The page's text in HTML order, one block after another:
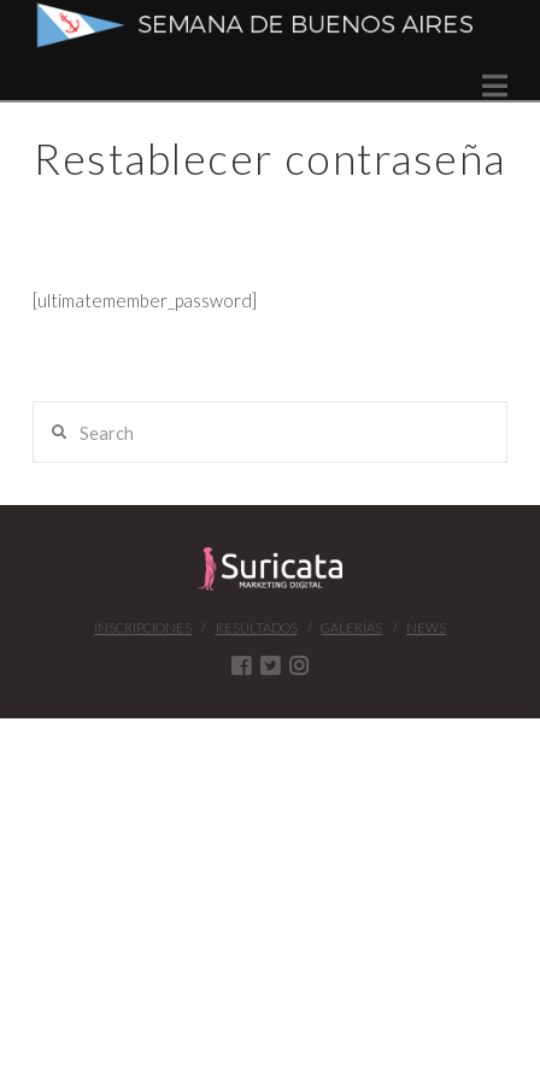
Semana
de
Buenos
Aires
Restablecer contraseña
[ultimatemember_password]
INSCRIPCIONES RESULTADOS GALERÍAS NEWS